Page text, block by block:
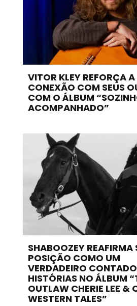
VITOR KLEY REFORÇA A
CONEXÃO COM SEUS
COM O ÁLBUM
ACOMPANHADO”
SHABOOZEY REAFIRMA
POSIÇÃO COMO UM
VERDADEIRO
HISTÓRIAS NO ÁLBUM
OUTLAW CHERIE LEE &
WESTERN TALES”